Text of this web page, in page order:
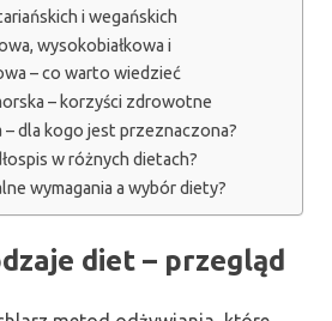
i wegańskich
wysokobiałkowa i
– co warto wiedzieć
– korzyści zdrowotne
dla kogo jest przeznaczona?
w różnych dietach?
wymagania a wybór diety?
diet – przegląd